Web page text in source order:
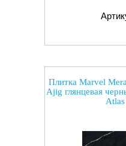
Плитка Marvel
Ajig глянцевая